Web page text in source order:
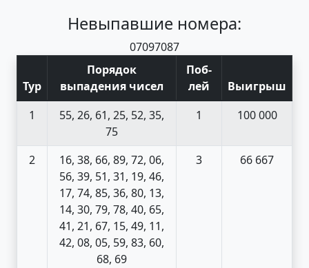
Невыпавшие номера:
07097087
Тур
Порядок
выпадения чисел
Поб-
лей
Выигрыш
1
55, 26, 61, 25, 52, 35,
75
1 100 000
2
16, 38, 66, 89, 72, 06,
56, 39, 51, 31, 19, 46,
17, 74, 85, 36, 80, 13,
14, 30, 79, 78, 40, 65,
41, 21, 67, 15, 49, 11,
42, 08, 05, 59, 83, 60,
68, 69
3 66 667